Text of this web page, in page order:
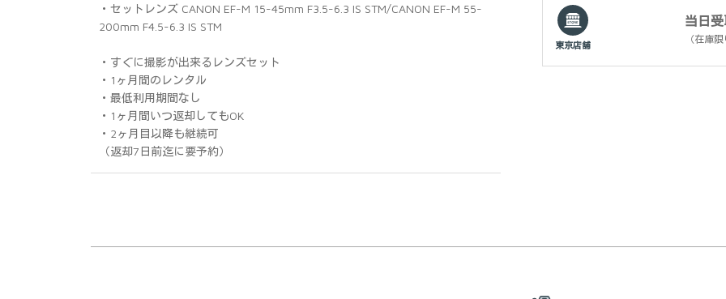
東京店舗
当日
（在庫
・セットレンズ CANON EF-M 15-45mm F3.5-6.3 IS STM/CANON EF-M 55-
200mm F4.5-6.3 IS STM
・すぐに撮影が出来るレンズセット
・1ヶ月間のレンタル
・最低利用期間なし
・1ヶ月間いつ返却してもOK
・2ヶ月目以降も継続可
（返却7日前迄に要予約）